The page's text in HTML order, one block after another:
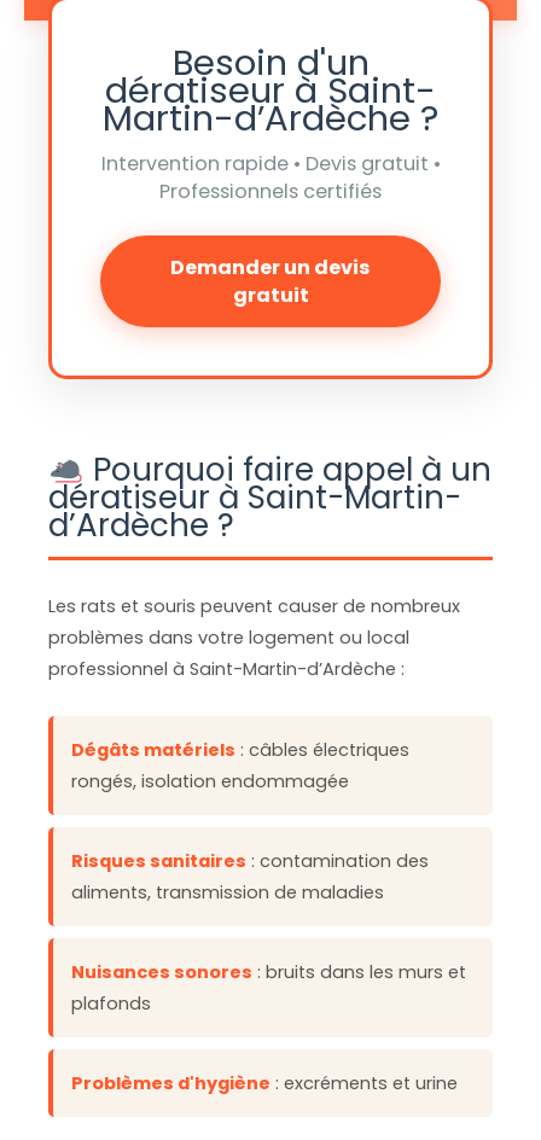
Besoin d'un
dératiseur à Saint-
Martin-d’Ardèche ?
Intervention rapide • Devis gratuit •
Professionnels certifiés
Demander un devis
gratuit
Pourquoi faire appel à un
dératiseur à Saint-Martin-
d’Ardèche ?
Les rats et souris peuvent causer de nombreux
problèmes dans votre logement ou local
professionnel à Saint-Martin-d’Ardèche :
Dégâts matériels : câbles électriques
rongés, isolation endommagée
Risques sanitaires : contamination des
aliments, transmission de maladies
Nuisances sonores : bruits dans les murs et
plafonds
Problèmes d'hygiène : excréments et urine